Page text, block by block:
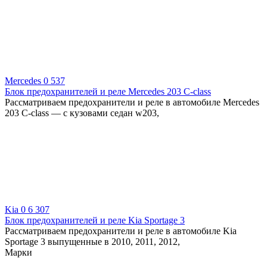
Mercedes 0 537
Блок предохранителей и реле Mercedes 203 C-class
Рассматриваем предохранители и реле в автомобиле Mercedes
203 C-class — с кузовами седан w203,
Kia 0 6 307
Блок предохранителей и реле Kia Sportage 3
Рассматриваем предохранители и реле в автомобиле Kia
Sportage 3 выпущенные в 2010, 2011, 2012,
Марки